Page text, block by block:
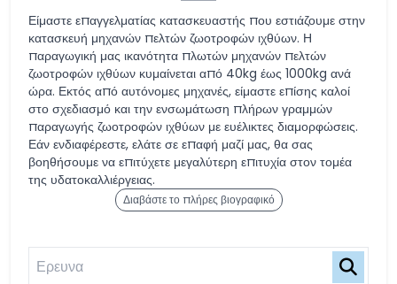
Είμαστε επαγγελματίας κατασκευαστής που εστιάζουμε στην
κατασκευή μηχανών πελτών ζωοτροφών ιχθύων. Η
παραγωγική μας ικανότητα πλωτών μηχανών πελτών
ζωοτροφών ιχθύων κυμαίνεται από 40kg έως 1000kg ανά
ώρα. Εκτός από αυτόνομες μηχανές, είμαστε επίσης καλοί
στο σχεδιασμό και την ενσωμάτωση πλήρων γραμμών
παραγωγής ζωοτροφών ιχθύων με ευέλικτες διαμορφώσεις.
Εάν ενδιαφέρεστε, ελάτε σε επαφή μαζί μας, θα σας
βοηθήσουμε να επιτύχετε μεγαλύτερη επιτυχία στον τομέα
της υδατοκαλλιέργειας.
Διαβάστε το πλήρες βιογραφικό